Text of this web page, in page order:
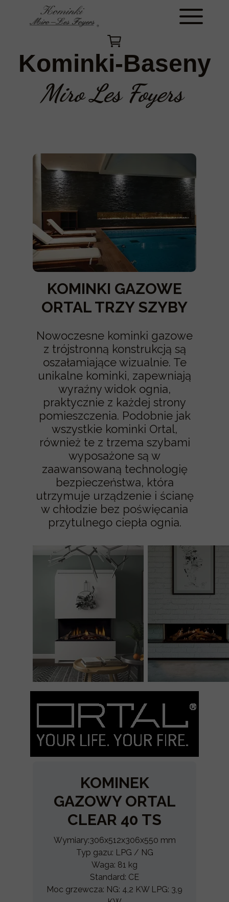
Kominki-Baseny
Miro Les Foyers
KOMINEK
GAZOWY ORTAL
CLEAR 40 TS
Wymiary:306x512x306x550 mm
Typ gazu: LPG / NG
Waga: 81 kg
Standard: CE
Moc grzewcza: NG: 4,2 KW LPG: 3,9
KOMINKI GAZOWE
ORTAL TRZY SZYBY
Nowoczesne kominki gazowe
z trójstronną konstrukcją są
oszałamiające wizualnie. Te
unikalne kominki, zapewniają
wyraźny widok ognia,
praktycznie z każdej strony
pomieszczenia. Podobnie jak
wszystkie kominki Ortal,
również te z trzema szybami
wyposażone są w
zaawansowaną technologię
bezpieczeństwa, która
utrzymuje urządzenie i ścianę
w chłodzie bez poświęcania
przytulnego ciepła ognia.